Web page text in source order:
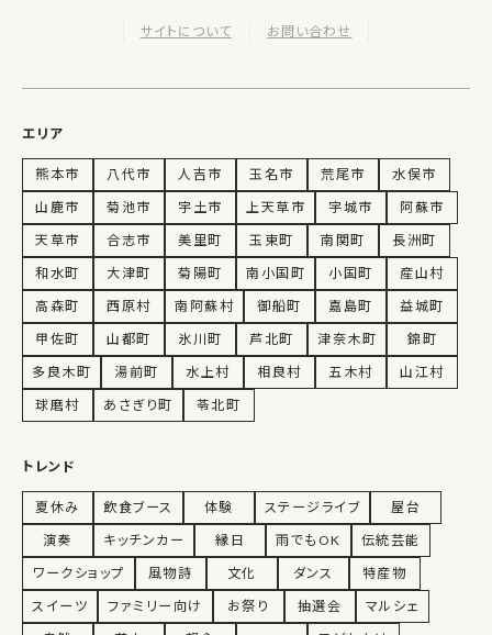
サイトについて お問い合わせ
エリア
熊本市 八代市 人吉市 玉名市 荒尾市
水俣市
山鹿市
菊池市 宇土市 上天草市 宇城市
阿蘇市
天草市
合志市 美里町 玉東町 南関町
長洲町
和水町
大津町 菊陽町 南小国町 小国町
産山村
高森町
西原村 南阿蘇村 御船町 嘉島町
益城町
甲佐町
山都町 氷川町 芦北町 津奈木町
錦町
多良木町
湯前町 水上村 相良村 五木村
山江村
球磨村
あさぎり町 苓北町
トレンド
夏休み 飲食ブース 体験 ステージライブ
屋台
演奏
キッチンカー 縁日 雨でもOK
伝統芸能
ワークショップ
風物詩 文化 ダンス
特産物
スイーツ
ファミリー向け お祭り 抽選会
マルシェ